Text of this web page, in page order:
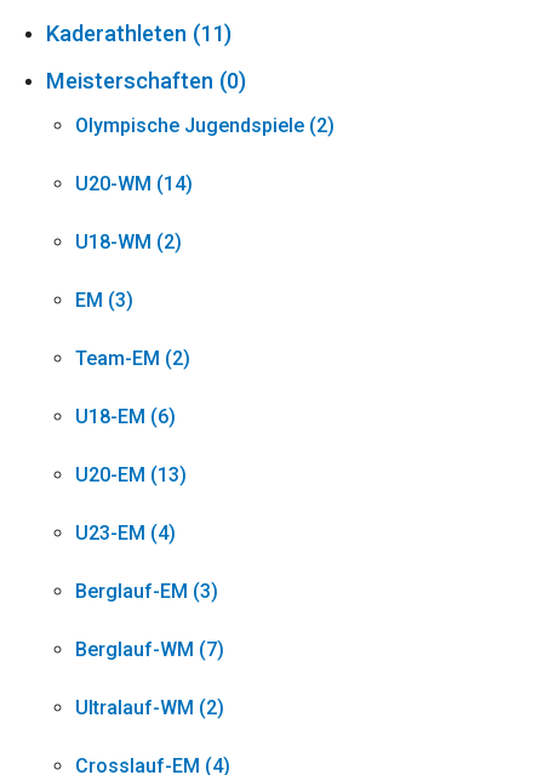
Kaderathleten (11)
Meisterschaften (0)
Olympische Jugendspiele (2)
U20-WM (14)
U18-WM (2)
EM (3)
Team-EM (2)
U18-EM (6)
U20-EM (13)
U23-EM (4)
Berglauf-EM (3)
Berglauf-WM (7)
Ultralauf-WM (2)
Crosslauf-EM (4)